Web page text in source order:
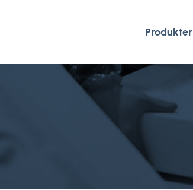
Produkter